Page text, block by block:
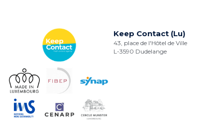
Keep Contact (Lu)
43, place de l'Hôtel de Ville
L-3590 Dudelange